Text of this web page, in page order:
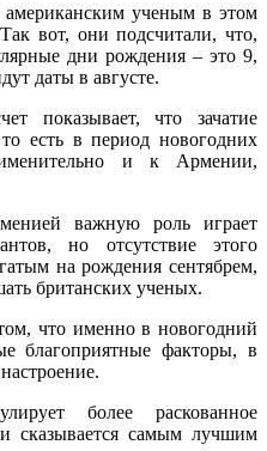
ученым в этом
вот, они подсчитали, что,
дни рождения – это 9,
даты в августе.
показывает, что зачатие
есть в период новогодних
и к Армении,
важную роль играет
но отсутствие этого
на рождения сентябрем,
британских ученых.
что именно в новогодний
благоприятные факторы, в
более раскованное
сказывается самым лучшим